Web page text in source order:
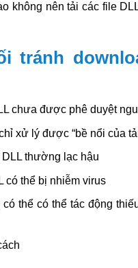
không nên tải các file
tránh
chưa được phê duyệt
xử lý được “bề nổi của
thường lạc hậu
có thể bị nhiễm virus
thể có thể tác động